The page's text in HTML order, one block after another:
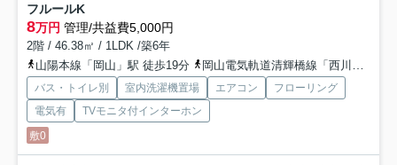
フルールK
8万円 管理/共益費5,000円
2階 / 46.38㎡ / 1LDK /築6年
山陽本線「岡山」駅 徒歩19分
岡山電気軌道清輝橋線「西川緑道公園」駅 徒歩24分
バス・トイレ別 室内洗濯機置場 エアコン
フローリング
電気有
TVモニタ付インターホン
敷0